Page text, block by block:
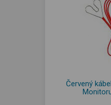
Červený